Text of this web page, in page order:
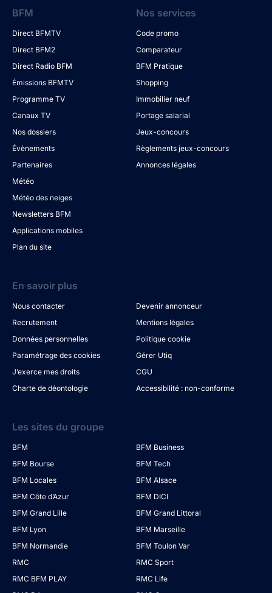
BFM
Direct BFMTV
Direct BFM2
Direct Radio BFM
Émissions BFMTV
Programme TV
Canaux TV
Nos dossiers
Évènements
Partenaires
Météo
Météo des neiges
Newsletters BFM
Applications mobiles
Plan du site
Nos services
Code promo
Comparateur
BFM Pratique
Shopping
Immobilier neuf
Portage salarial
Jeux-concours
Règlements jeux-concours
Annonces légales
En savoir plus
Nous contacter
Devenir annonceur
Recrutement
Mentions légales
Données personnelles
Politique cookie
Paramétrage des cookies
Gérer Utiq
J’exerce mes droits
CGU
Charte de déontologie
Accessibilité : non-conforme
Les sites du groupe
BFM
BFM Business
BFM Bourse
BFM Tech
BFM Locales
BFM Alsace
BFM Côte d’Azur
BFM DICI
BFM Grand Lille
BFM Grand Littoral
BFM Lyon
BFM Marseille
BFM Normandie
BFM Toulon Var
RMC
RMC Sport
RMC BFM PLAY
RMC Life